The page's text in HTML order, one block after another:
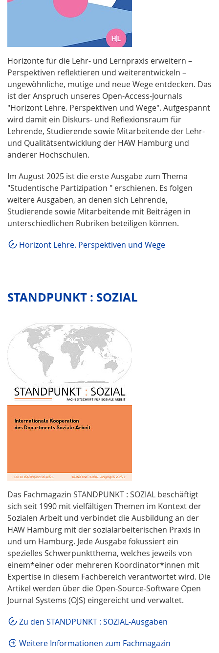
Horizonte für die Lehr- und Lernpraxis erweitern –
Perspektiven reflektieren und weiterentwickeln –
ungewöhnliche, mutige und neue Wege entdecken. Das
ist der Anspruch unseres Open-Access-Journals
"Horizont Lehre. Perspektiven und Wege". Aufgespannt
wird damit ein Diskurs- und Reflexionsraum für
Lehrende, Studierende sowie Mitarbeitende der Lehr-
und Qualitätsentwicklung der HAW Hamburg und
anderer Hochschulen.
Im August 2025 ist die erste Ausgabe zum Thema
"Studentische Partizipation " erschienen. Es folgen
weitere Ausgaben, an denen sich Lehrende,
Studierende sowie Mitarbeitende mit Beiträgen in
unterschiedlichen Rubriken beteiligen können.
Horizont Lehre. Perspektiven und Wege
STANDPUNKT : SOZIAL
Das Fachmagazin STANDPUNKT : SOZIAL beschäftigt
sich seit 1990 mit vielfältigen Themen im Kontext der
Sozialen Arbeit und verbindet die Ausbildung an der
HAW Hamburg mit der sozialarbeiterischen Praxis in
und um Hamburg. Jede Ausgabe fokussiert ein
spezielles Schwerpunktthema, welches jeweils von
einem*einer oder mehreren Koordinator*innen mit
Expertise in diesem Fachbereich verantwortet wird. Die
Artikel werden über die Open-Source-Software Open
Journal Systems (OJS) eingereicht und verwaltet.
Zu den STANDPUNKT : SOZIAL-Ausgaben
Weitere Informationen zum Fachmagazin